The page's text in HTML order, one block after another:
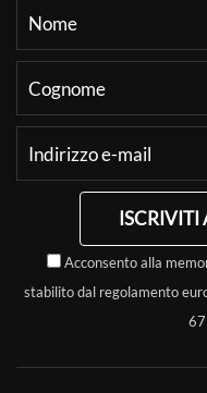
ISCRIVITI
Acconsento alla
stabilito dal regolamento